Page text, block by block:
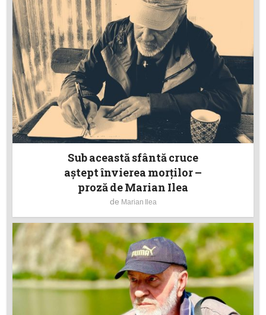
Sub această sfântă cruce
aștept învierea morților –
proză de Marian Ilea
de Marian Ilea